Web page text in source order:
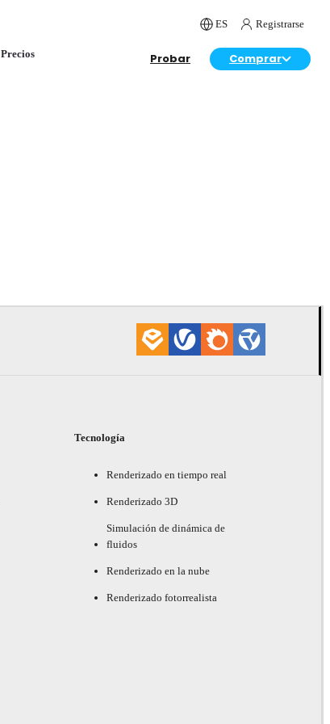
ES Registrarse
Precios Probar Comprar
Tecnología
Renderizado en tiempo real
Renderizado 3D
Simulación de dinámica de
fluidos
Renderizado en la nube
Renderizado fotorrealista